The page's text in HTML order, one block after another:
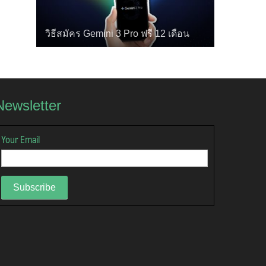
วิธีสมัคร Gemini 3 Pro ฟรี 12 เดือน
Your Email
Subscribe